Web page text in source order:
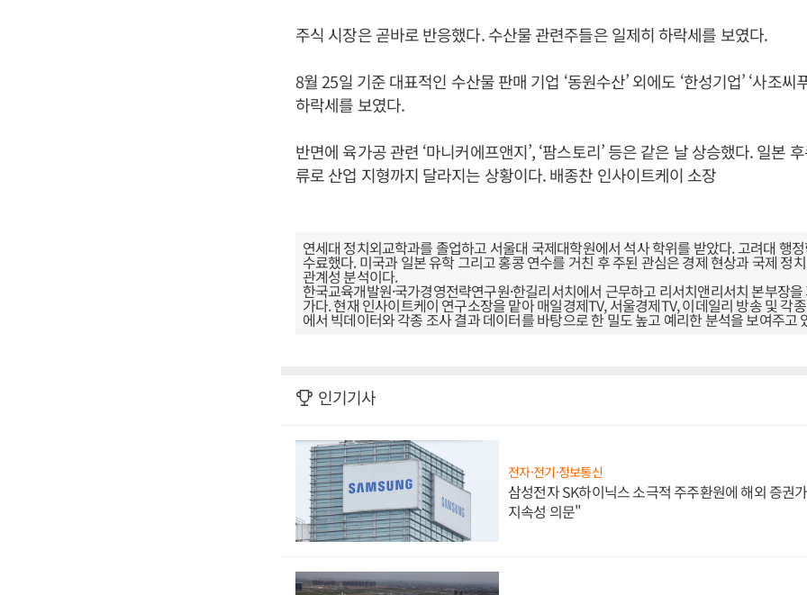
주식 시장은 곧바로 반응했다. 수산물 관련주들은 일제히 하락세를 보였다.
8월 25일 기준 대표적인 수산물 판매 기업 ‘동원수산’ 외에도 ‘한성기업’ ‘사조씨
하락세를 보였다.
반면에 육가공 관련 ‘마니커에프앤지’, ‘팜스토리’ 등은 같은 날 상승했다. 일본
류로 산업 지형까지 달라지는 상황이다. 배종찬 인사이트케이 소장
연세대 정치외교학과를 졸업하고 서울대 국제대학원에서 석사 학위를 받았다. 고려대 행
수료했다. 미국과 일본 유학 그리고 홍콩 연수를 거친 후 주된 관심은 경제 현상과 국제 정
관계성 분석이다.
한국교육개발원·국가경영전략연구원·한길리서치에서 근무하고 리서치앤리서치 본부장
가다. 현재 인사이트케이 연구소장을 맡아 매일경제TV, 서울경제TV, 이데일리 방송 및 각
에서 빅데이터와 각종 조사 결과 데이터를 바탕으로 한 밀도 높고 예리한 분석을 보여주고
인기기사
전자·전기·정보통신
삼성전자 SK하이닉스 소극적 주주환원에 해외 증권
지속성 의문"